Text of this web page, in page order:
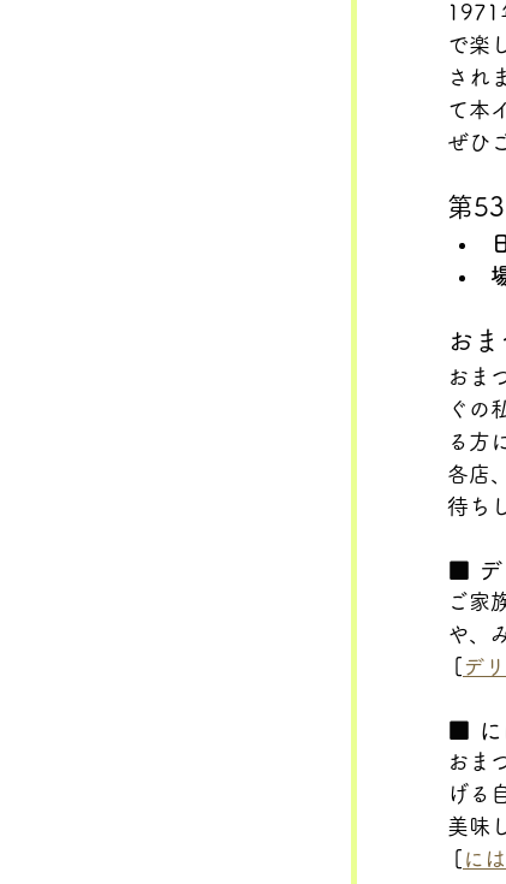
1971
で楽
され
て本
ぜひ
第
お
おま
ぐの
る方
各店
待ち
■
ご家
や、
[デ
■
おま
げる
美味
[ に